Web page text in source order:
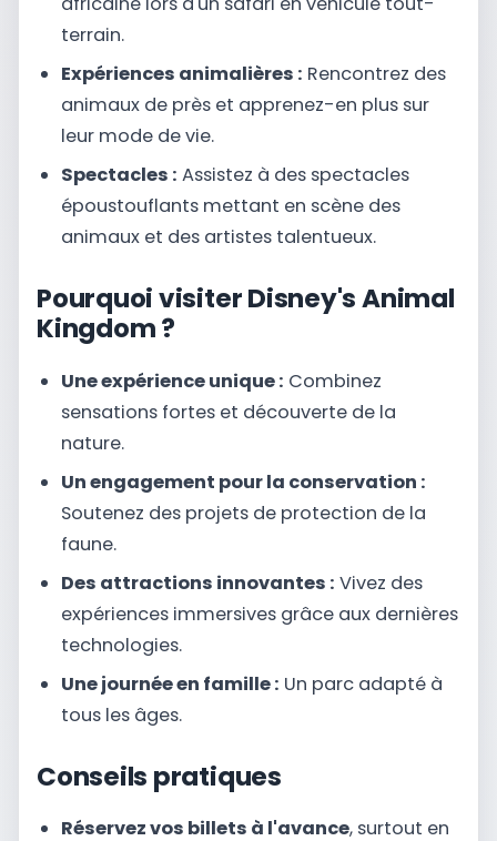
terrain.
Expériences animalières : Rencontrez des
animaux de près et apprenez-en plus sur
leur mode de vie.
Spectacles : Assistez à des spectacles
époustouflants mettant en scène des
animaux et des artistes talentueux.
Pourquoi visiter Disney's Animal
Kingdom ?
Une expérience unique : Combinez
sensations fortes et découverte de la
nature.
Un engagement pour la conservation :
Soutenez des projets de protection de la
faune.
Des attractions innovantes : Vivez des
expériences immersives grâce aux dernières
technologies.
Une journée en famille : Un parc adapté à
tous les âges.
Conseils pratiques
Réservez vos billets à l'avance, surtout en